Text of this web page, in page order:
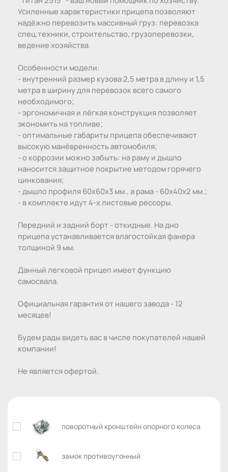
Усиленные характеристики прицепа позволяют
надёжно перевозить массивный груз: перевозка
спец.техники, строительство, грузоперевозки,
ведение хозяйства.
Особенности модели:
- внутренний размер кузова 2,5 метра в длину и 1,5
метра в ширину для перевозок всего самого
необходимого;
- эргономичная и лёгкая конструкция позволяет
экономить на топливе;
- оптимальные габариты прицепа обеспечивают
высокую манёвренность автомобиля;
- о коррозии можно забыть: на раму и дышло
наносится защитное покрытие методом горячего
цинкования;
- дышло профиля 60х60х3 мм., а рама - 60х40х2 мм.;
- в комплекте идут 4-х листовые рессоры.
Передний и задний борт - откидные. На дно
прицепа устанавливается влагостойкая фанера
толщиной 9 мм.
Данный легковой прицеп имеет функцию
самосвала.
Официальная гарантия от нашего завода - 12
месяцев!
Будем рады видеть вас в числе покупателей нашей
компании!
Не является офертой.
поворотный кронштейн опорного колеса
замок противоугонный